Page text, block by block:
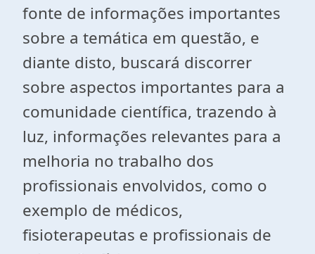
fonte de informações importantes
sobre a temática em questão, e
diante disto, buscará discorrer
sobre aspectos importantes para a
comunidade científica, trazendo à
luz, informações relevantes para a
melhoria no trabalho dos
profissionais envolvidos, como o
exemplo de médicos,
fisioterapeutas e profissionais de